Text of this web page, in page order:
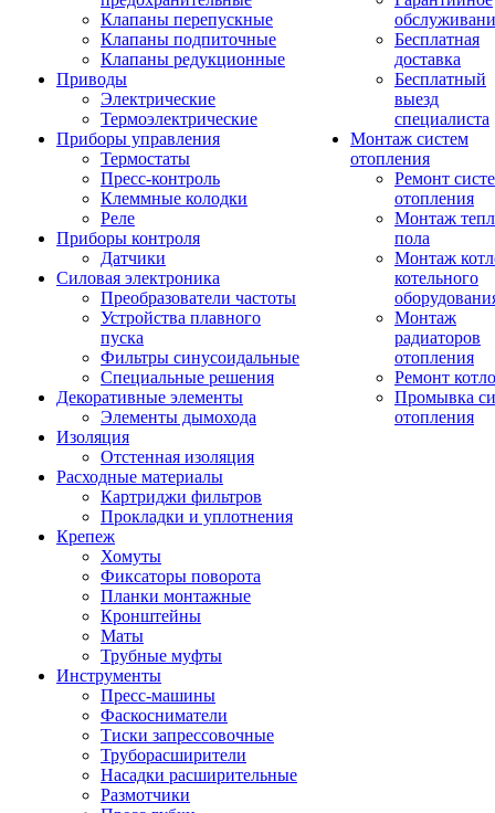
Клапаны перепускные
Клапаны подпиточные
Клапаны редукционные
Приводы
Электрические
Термоэлектрические
Приборы управления
Термостаты
Пресс-контроль
Клеммные колодки
Реле
Приборы контроля
Датчики
Силовая электроника
Преобразователи частоты
Устройства плавного
пуска
Фильтры синусоидальные
Специальные решения
Декоративные элементы
Элементы дымохода
Изоляция
Отстенная изоляция
Расходные материалы
Картриджи фильтров
Прокладки и уплотнения
Крепеж
Хомуты
Фиксаторы поворота
Планки монтажные
Кронштейны
Маты
Трубные муфты
Инструменты
Пресс-машины
Фаскосниматели
Тиски запрессовочные
Труборасширители
Насадки расширительные
Размотчики
Бесплатная
доставка
Бесплатный
выезд
специалиста
Монтаж систем
отопления
Ремонт
отопления
Монтаж
пола
Монтаж
котельного
Монтаж
радиаторов
отопления
Ремонт
Промывка
отопления